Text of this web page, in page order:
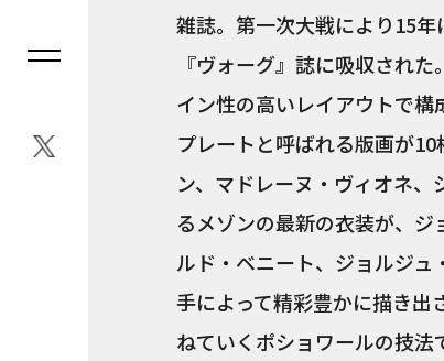
雑誌。第一次大戦により15年
『ヴォーグ』誌に吸収され
イン性の高いレイアウトで構
プレートと呼ばれる版画が
ン、マドレーヌ・ヴィオネ
るメゾンの最新の衣装が、
ルド・ベニート、ジョルジ
手によって精彩豊かに描き出
ねていくポショワールの技